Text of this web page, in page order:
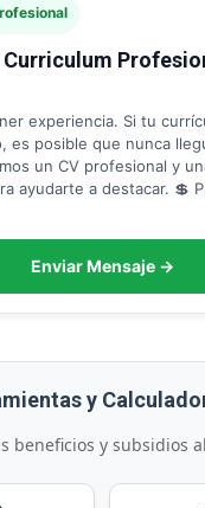
Curriculum
experiencia. Si tu
es posible que nunca
un CV profesional y
ayudarte a destacar. 💲
Enviar Mensaje →
y
beneficios y subsidios